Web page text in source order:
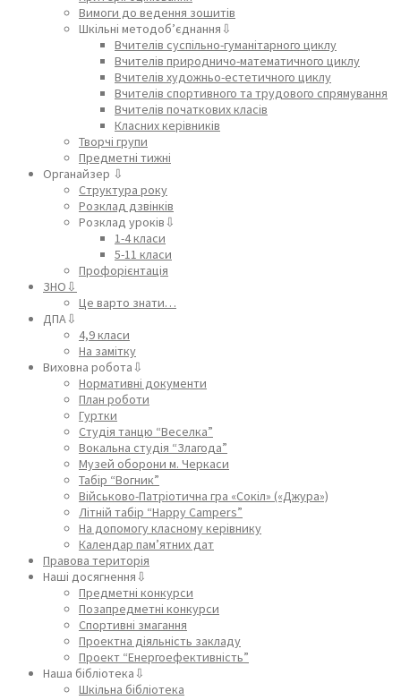
Вимоги до ведення зошитів
Шкільні методоб’єднання⇩
Вчителів суспільно-гуманітарного циклу
Вчителів природничо-математичного циклу
Вчителів художньо-естетичного циклу
Вчителів спортивного та трудового спрямування
Вчителів початкових класів
Класних керівників
Творчі групи
Предметні тижні
Органайзер ⇩
Структура року
Розклад дзвінків
Розклад уроків⇩
1-4 класи
5-11 класи
Профорієнтація
ЗНО⇩
Це варто знати…
ДПА⇩
4,9 класи
На замітку
Виховна робота⇩
Нормативні документи
План роботи
Гуртки
Студія танцю “Веселка”
Вокальна студія “Злагода”
Музей оборони м. Черкаси
Табір “Вогник”
Військово-Патріотична гра «Сокіл» («Джура»)
Літній табір “Happy Campers”
На допомогу класному керівнику
Календар пам’ятних дат
Правова територія
Наші досягнення⇩
Предметні конкурси
Позапредметні конкурси
Спортивні змагання
Проектна діяльність закладу
Проект “Енергоефективність”
Наша бібліотека⇩
Шкільна бібліотека